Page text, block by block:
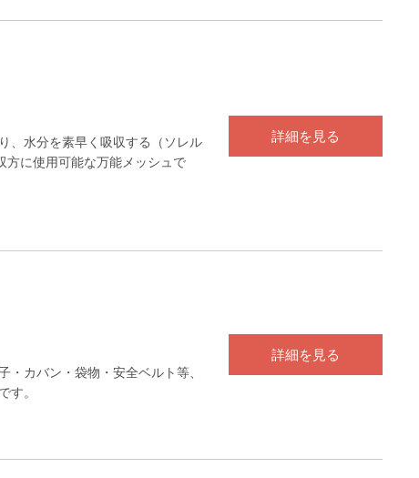
、水分を素早く吸収する（ソレル
方に使用可能な万能メッシュで
詳細を見る
カバン・袋物・安全ベルト等、
す。
詳細を見る